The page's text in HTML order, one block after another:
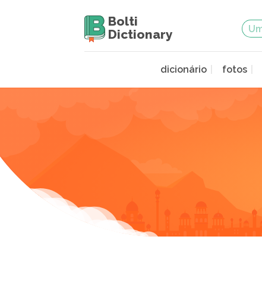
Bolti
Dictionary
dicionário fotos